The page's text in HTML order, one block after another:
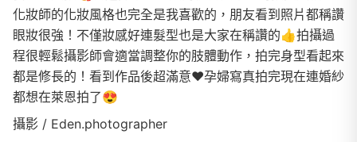
化妝師的化妝風格也完全是我喜歡的，朋友看到照片都稱讚
眼妝很強！不僅妝感好連髮型也是大家在稱讚的👍拍攝過
程很輕鬆攝影師會適當調整你的肢體動作，拍完身型看起來
都是修長的！看到作品後超滿意♥️孕婦寫真拍完現在連婚紗
都想在萊恩拍了😍
攝影 / Eden.photographer